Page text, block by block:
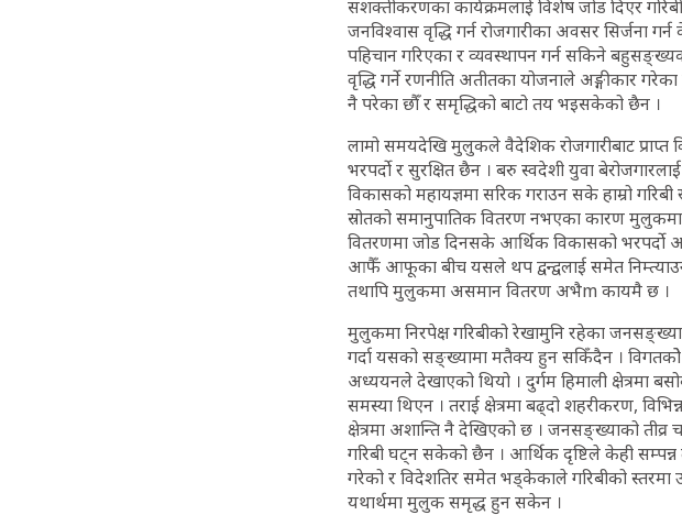
सशक्तीकरणका कार्यक्रमलाई विशेष जोड दिएर
जनविश्वास वृद्धि गर्न रोजगारीका अवसर सिर्जना
पहिचान गरिएका र व्यवस्थापन गर्न सकिने
वृद्धि गर्ने रणनीति अतीतका योजनाले अङ्गीकार
नै परेका छौँ र समृद्धिको बाटो तय भइसकेको छैन ।
लामो समयदेखि मुलुकले वैदेशिक रोजगारीबाट प्राप्त
भरपर्दो र सुरक्षित छैन । बरु स्वदेशी युवा
विकासको महायज्ञमा सरिक गराउन सके हाम्रो
स्रोतको समानुपातिक वितरण नभएका कारण मुलुकमा
वितरणमा जोड दिनसके आर्थिक विकासको भरपर्दो
आफैँ आफूका बीच यसले थप द्वन्द्वलाई समेत
तथापि मुलुकमा असमान वितरण अभैm कायमै छ ।
मुलुकमा निरपेक्ष गरिबीको रेखामुनि रहेका
गर्दा यसको सङ्ख्यामा मतैक्य हुन सकिँदैन ।
अध्ययनले देखाएको थियो । दुर्गम हिमाली क्षेत्रमा
समस्या थिएन । तराई क्षेत्रमा बढ्दो शहरीकरण,
क्षेत्रमा अशान्ति नै देखिएको छ । जनसङ्ख्याको तीव्र
गरिबी घट्न सकेको छैन । आर्थिक दृष्टिले केही
गरेको र विदेशतिर समेत भड्केकाले गरिबीको
यथार्थमा मुलुक समृद्ध हुन सकेन ।